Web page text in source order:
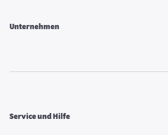
Unternehmen
Service und Hilfe